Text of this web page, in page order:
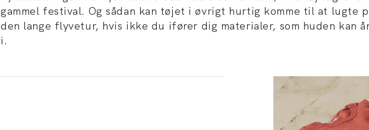
gammel festival. Og sådan kan tøjet i øvrigt hurtig komme til at lugte
den lange flyvetur, hvis ikke du ifører dig materialer, som huden kan
i.